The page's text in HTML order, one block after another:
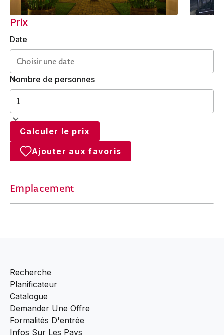
Prix
Date
Nombre de personnes
Calculer le prix
Ajouter aux favoris
Emplacement
Recherche
Planificateur
Catalogue
Demander Une Offre
Formalités D'entrée
Infos Sur Les Pays